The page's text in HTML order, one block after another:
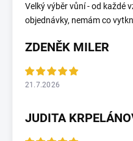
Velký výběr vůní - od každé
objednávky, nemám co
ZDENĚK MILER
21.7.2026
JUDITA